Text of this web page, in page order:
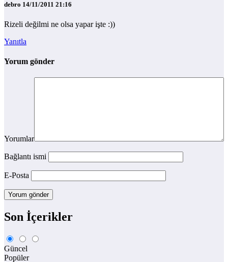
debro 14/11/2011 21:16
Rizeli değilmi ne olsa yapar işte :))
Yanıtla
Yorum gönder
Yorumlar
Bağlantı ismi
E-Posta
Son İçerikler
Güncel
Popüler